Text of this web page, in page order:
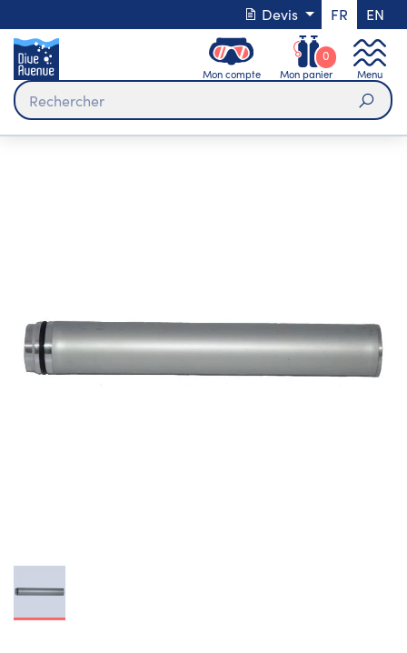
Devis FR EN
Mon compte Mon panier
0
Menu